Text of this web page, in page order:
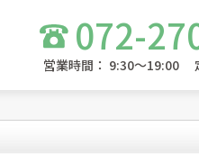
072-
営業時間： 9:30～19:00